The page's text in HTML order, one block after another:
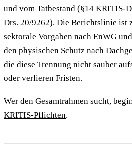
und vom Tatbestand (§14 KRITIS-
Drs. 20/9262). Die Berichtslinie ist
sektorale Vorgaben nach EnWG
den physischen Schutz nach
die diese Trennung nicht sauber
oder verlieren Fristen.
Wer den Gesamtrahmen sucht,
KRITIS-Pflichten.